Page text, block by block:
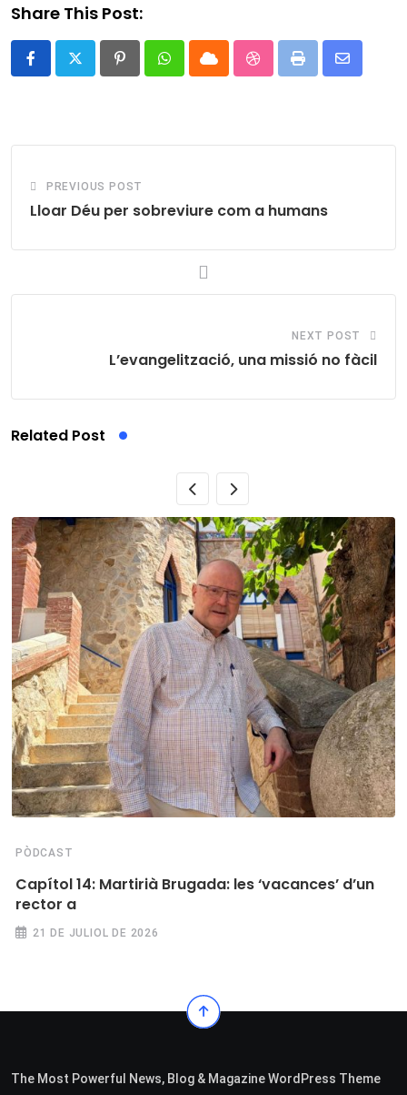
Share This Post:
PinterestWhatsapp
Cloud StumbleUpon
Print
Share
PREVIOUS POST
Lloar Déu per sobreviure com a humans
NEXT POST
L’evangelització, una missió no fàcil
Related Post
PÒDCAST
Capítol 14: Martirià Brugada: les ‘vacances’ d’un
rector a
21 DE JULIOL DE 2026
The Most Powerful News, Blog & Magazine WordPress Theme